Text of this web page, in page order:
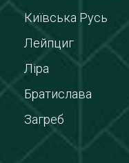
Київська Русь
Лейпциг
Ліра
Братислава
Загреб